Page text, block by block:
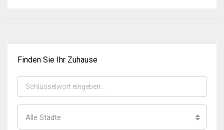
Finden Sie Ihr Zuhause
Alle Städte